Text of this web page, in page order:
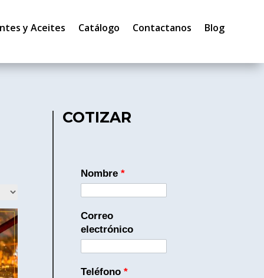
y Aceites Catálogo Contactanos Blog
COTIZAR
Nombre*
Correo
electrónico
Teléfono*